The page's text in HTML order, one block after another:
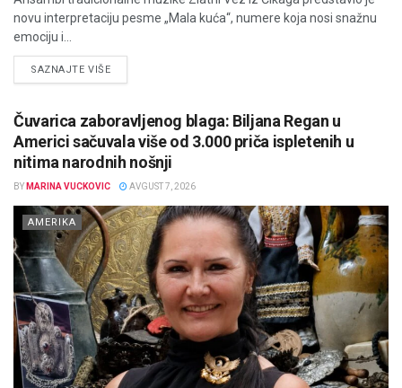
novu interpretaciju pesme „Mala kuća“, numere koja nosi snažnu
emociju i...
SAZNAJTE VIŠEDETAILS
Čuvarica zaboravljenog blaga: Biljana Regan u
Americi sačuvala više od 3.000 priča ispletenih u
nitima narodnih nošnji
BY MARINA VUCKOVIC AVGUST 7, 2026
AMERIKA